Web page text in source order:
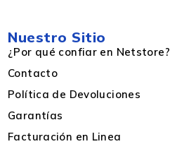
Nuestro Sitio
¿Por qué confiar en Netstore?
Contacto
Política de Devoluciones
Garantías
Facturación en Linea